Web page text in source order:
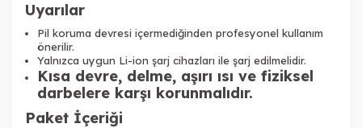
Uyarılar
Pil koruma devresi içermediğinden profesyonel kullanım
önerilir.
Yalnızca uygun Li-ion şarj cihazları ile şarj edilmelidir.
Kısa devre, delme, aşırı ısı ve fiziksel
darbelere karşı korunmalıdır.
Paket İçeriği